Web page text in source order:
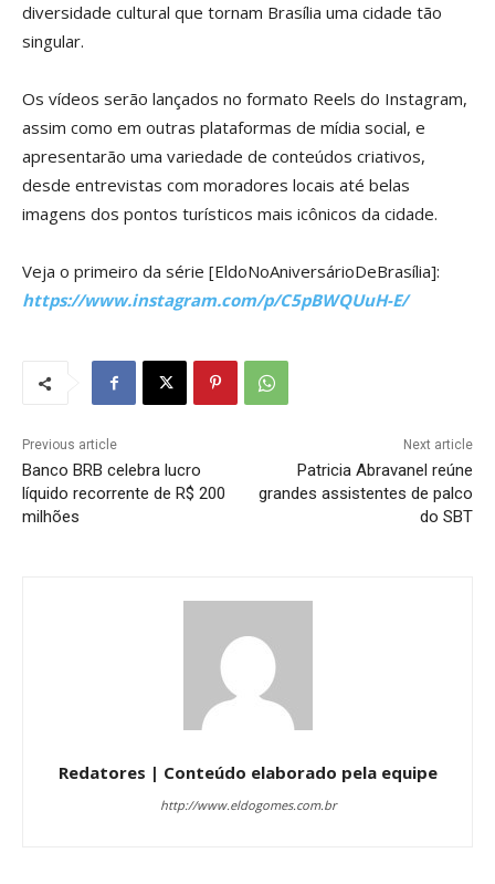
diversidade cultural que tornam Brasília uma cidade tão
singular.
Os vídeos serão lançados no formato Reels do Instagram,
assim como em outras plataformas de mídia social, e
apresentarão uma variedade de conteúdos criativos,
desde entrevistas com moradores locais até belas
imagens dos pontos turísticos mais icônicos da cidade.
Veja o primeiro da série [EldoNoAniversárioDeBrasília]:
https://www.instagram.com/p/C5pBWQUuH-E/
Previous article
Banco BRB celebra lucro
líquido recorrente de R$ 200
milhões
Next article
Patricia Abravanel reúne
grandes assistentes de palco
do SBT
Redatores | Conteúdo elaborado pela equipe
http://www.eldogomes.com.br